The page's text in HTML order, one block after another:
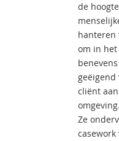
de
hanteren
om in
cliënt
omgeving.
Ze